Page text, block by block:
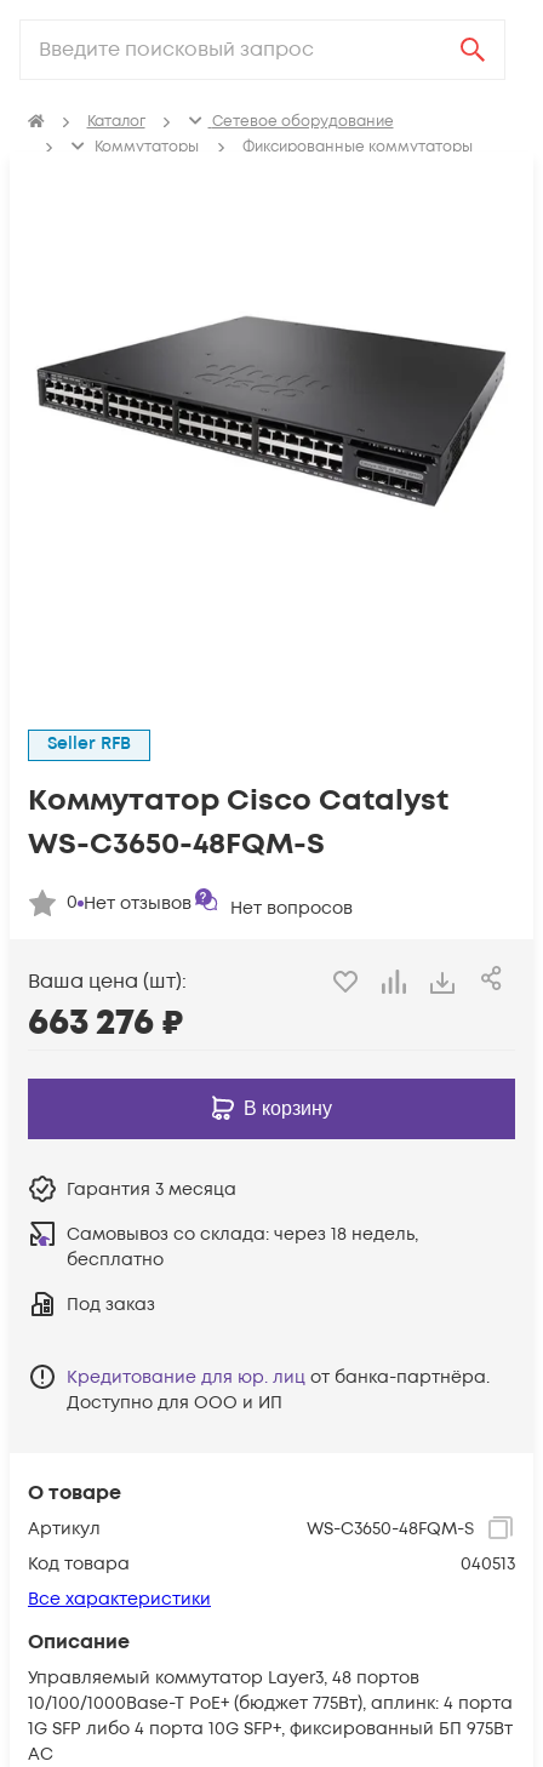
Каталог
Сетевое оборудование
Коммутаторы
Фиксированные коммутаторы
О товаре
Артикул
WS-C3650-48FQM-S
Код товара
040513
Все характеристики
Описание
Управляемый коммутатор Layer3, 48 портов
10/100/1000Base-T PoE+ (бюджет 775Вт), аплинк: 4 порта
1G SFP либо 4 порта 10G SFP+, фиксированный БП 975Вт
AC
Seller RFB
Коммутатор Cisco Catalyst
WS-C3650-48FQM-S
0 Нет отзывов Нет вопросов
Ваша цена (шт):
663 276₽
В корзину
Гарантия 3 месяца
Самовывоз со склада: через 18 недель,
бесплатно
Под заказ
Кредитование для юр. лиц от банка-партнёра.
Доступно для ООО и ИП